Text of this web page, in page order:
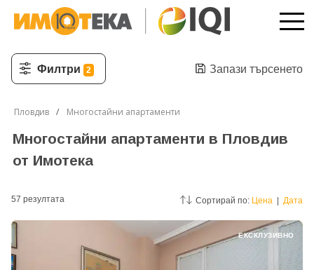
Филтри 2 Запази търсенето
Пловдив Многостайни апартаменти
Многостайни апартаменти в Пловдив
от Имотека
57 резултатa Сортирай по: Цена Дата
ЕКСКЛУЗИВНО